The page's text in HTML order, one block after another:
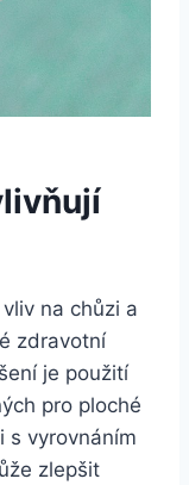
na chůzi a
zdravotní
je použití
pro ploché
s vyrovnáním
zlepšit